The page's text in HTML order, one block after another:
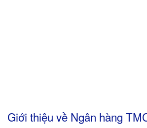
Giới thiệu về Ngân hàng